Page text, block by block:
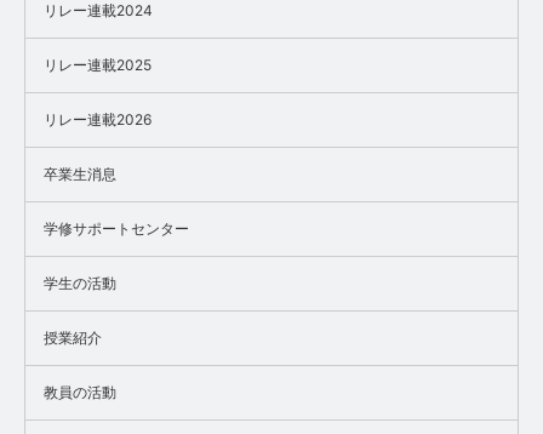
リレー連載2024
リレー連載2025
リレー連載2026
卒業生消息
学修サポートセンター
学生の活動
授業紹介
教員の活動